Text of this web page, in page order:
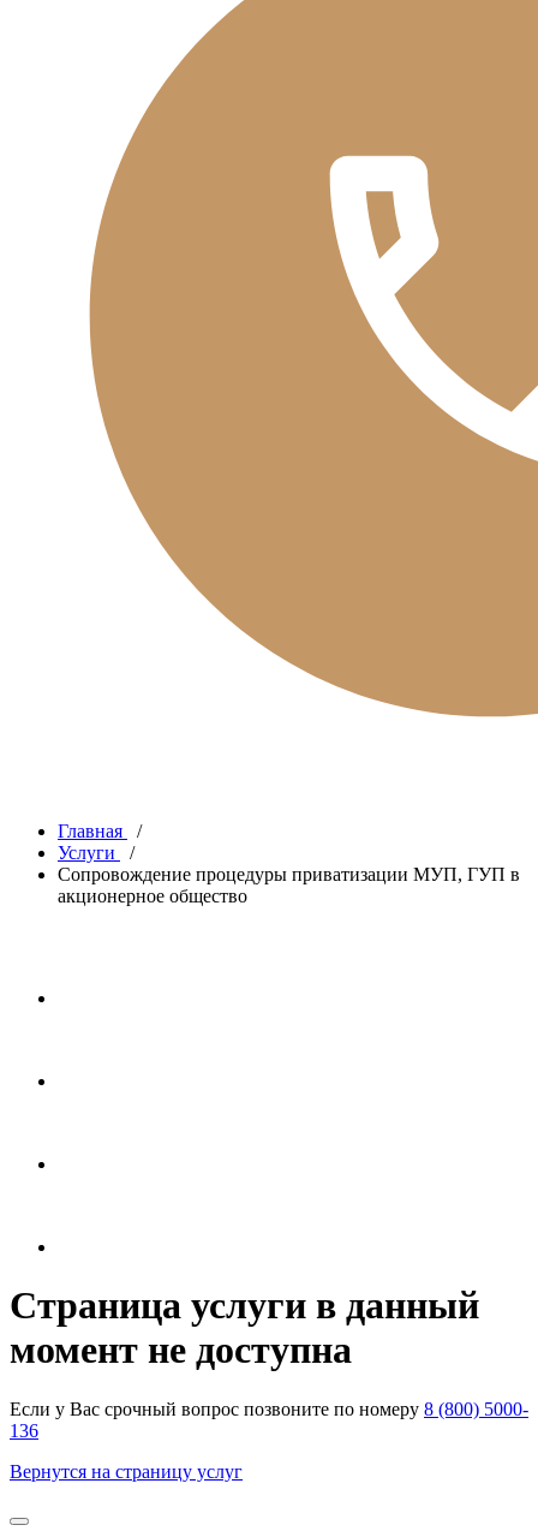
Главная
/
Услуги
/
Сопровождение процедуры приватизации МУП, ГУП в
акционерное общество
Страница услуги в данный
момент не доступна
Если у Вас срочный вопрос позвоните по номеру 8 (800) 5000-
136
Вернутся на страницу услуг